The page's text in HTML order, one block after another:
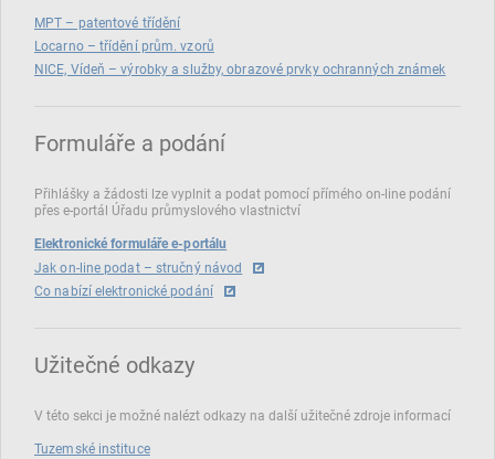
MPT – patentové třídění
Locarno – třídění prům. vzorů
NICE, Vídeň – výrobky a služby, obrazové prvky ochranných známek
Formuláře a podání
Přihlášky a žádosti lze vyplnit a podat pomocí přímého on‑line podání
přes e‑portál Úřadu průmyslového vlastnictví
Elektronické formuláře e-portálu
Jak on-line podat – stručný návod
Co nabízí elektronické podání
Užitečné odkazy
V této sekci je možné nalézt odkazy na další užitečné zdroje informací
Tuzemské instituce